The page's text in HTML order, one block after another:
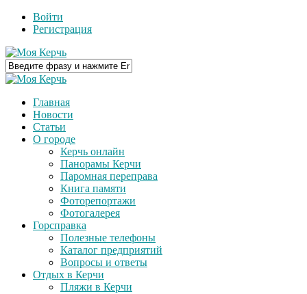
Войти
Регистрация
Главная
Новости
Статьи
О городе
Керчь онлайн
Панорамы Керчи
Паромная переправа
Книга памяти
Фоторепортажи
Фотогалерея
Горсправка
Полезные телефоны
Каталог предприятий
Вопросы и ответы
Отдых в Керчи
Пляжи в Керчи